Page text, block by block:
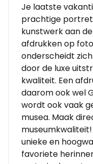
Je laatste
prachtige
kunstwerk aan
afdrukken op
onderscheidt
door de luxe
kwaliteit. Een
daarom ook wel
wordt ook vaak
musea. Maak
unieke en
favoriete